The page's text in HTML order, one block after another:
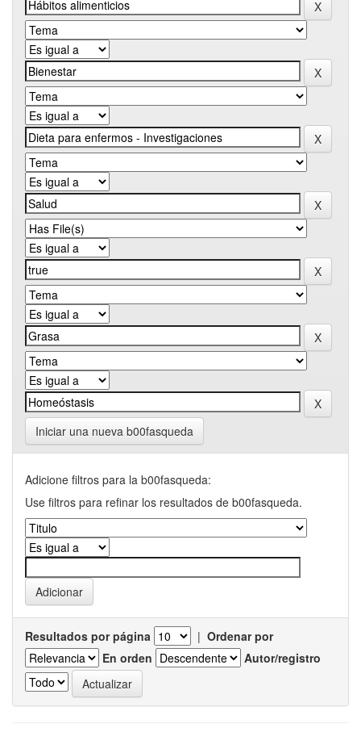
Iniciar una nueva b00fasqueda
Adicione filtros para la b00fasqueda:
Use filtros para refinar los resultados de b00fasqueda.
Resultados por página | Ordenar por
En orden
Autor/registro